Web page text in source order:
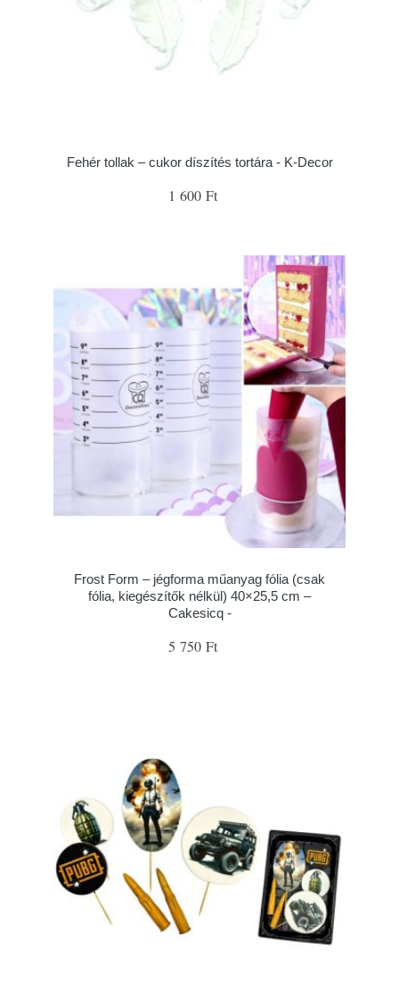
Fehér tollak – cukor díszítés tortára - K-Decor
1 600 Ft
Frost Form – jégforma műanyag fólia (csak
fólia, kiegészítők nélkül) 40×25,5 cm –
Cakesicq -
5 750 Ft